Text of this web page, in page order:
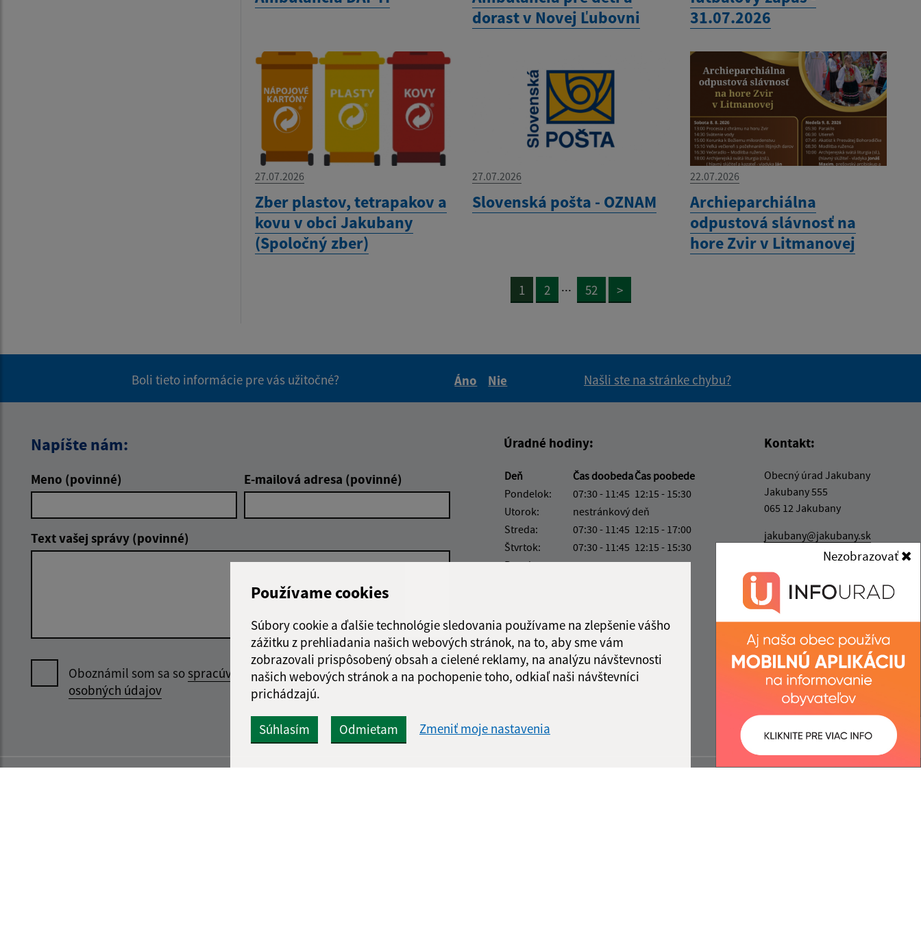
Používame cookies
Súbory cookie a ďalšie technológie sledovania používame na zlepšenie vášho
zážitku z prehliadania našich webových stránok, na to, aby sme vám
zobrazovali prispôsobený obsah a cielené reklamy, na analýzu návštevnosti
našich webových stránok a na pochopenie toho, odkiaľ naši návštevníci
prichádzajú.
Súhlasím Odmietam Zmeniť moje nastavenia
Nezobrazovať
dorast v Novej Ľubovni
31.07.2026
27.07.2026
Zber plastov, tetrapakov a
kovu v obci Jakubany
(Spoločný zber)
27.07.2026
Slovenská pošta - OZNAM
22.07.2026
Archieparchiálna
odpustová slávnosť na
hore Zvir v Litmanovej
1 2 ... 52 >
Boli tieto informácie pre vás užitočné?
Áno
Nie
Našli ste na stránke chybu?
Napíšte nám:
Meno (povinné) E-mailová adresa (povinné)
Text vašej správy (povinné)
Oboznámil som sa sospracúvaním
osobných údajov
Google reCaptcha Response
Odoslať správu
Úradné hodiny:
Deň Čas doobedaČas poobede
Pondelok:
07:30 - 11:45 12:15 - 15:30
Utorok:
nestránkový deň
Streda:
07:30 - 11:45 12:15 - 17:00
Štvrtok:
07:30 - 11:45 12:15 - 15:30
Piatok:
07:30 - 14:00
Kontakt:
Obecný úrad Jakubany
Jakubany 555
065 12 Jakubany
jakubany@jakubany.sk
+421 524 283 651
IČO: 00329924